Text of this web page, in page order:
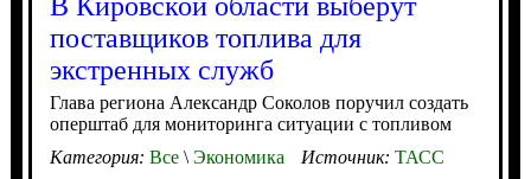
поставщиков топлива для
экстренных служб
Глава региона Александр Соколов поручил создать
оперштаб для мониторинга ситуации с топливом
Категория: Все\Экономика Источник: ТАСС